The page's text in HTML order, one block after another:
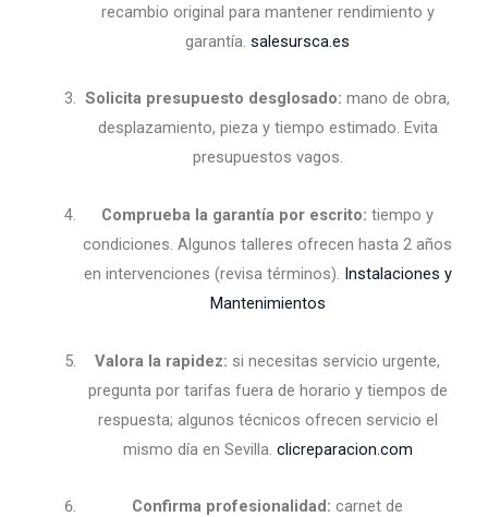
recambio original para mantener rendimiento y
garantía.salesursca.es
Solicita presupuesto desglosado: mano de obra,
desplazamiento, pieza y tiempo estimado. Evita
presupuestos vagos.
Comprueba la garantía por escrito: tiempo y
condiciones. Algunos talleres ofrecen hasta 2 años
en intervenciones (revisa términos). Instalaciones y
Mantenimientos
Valora la rapidez: si necesitas servicio urgente,
pregunta por tarifas fuera de horario y tiempos de
respuesta; algunos técnicos ofrecen servicio el
mismo día en Sevilla. clicreparacion.com
Confirma profesionalidad: carnet de